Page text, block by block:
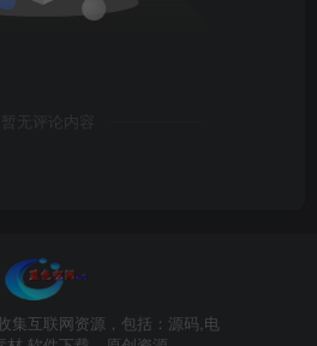
暂无评论内容
集互联网资源，包括：源码,电